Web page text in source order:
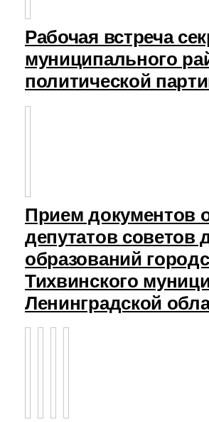
Рабочая встреча
муниципального
политической
Прием документов
депутатов советов
образований
Тихвинского
Ленинградской